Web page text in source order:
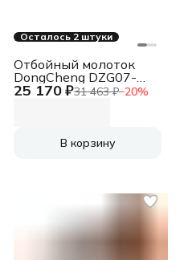
Осталось 2 штуки
25 170 ₽31 463 ₽−20%
Отбойный молоток
DongCheng DZG07-
6SM 1600Вт
В корзину